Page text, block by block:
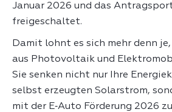
Januar 2026 und das
freigeschaltet.
Damit lohnt es sich mehr denn
aus Photovoltaik und
Sie senken nicht nur Ihre
selbst erzeugten Solarstrom,
mit der E‑Auto Förderung 2026